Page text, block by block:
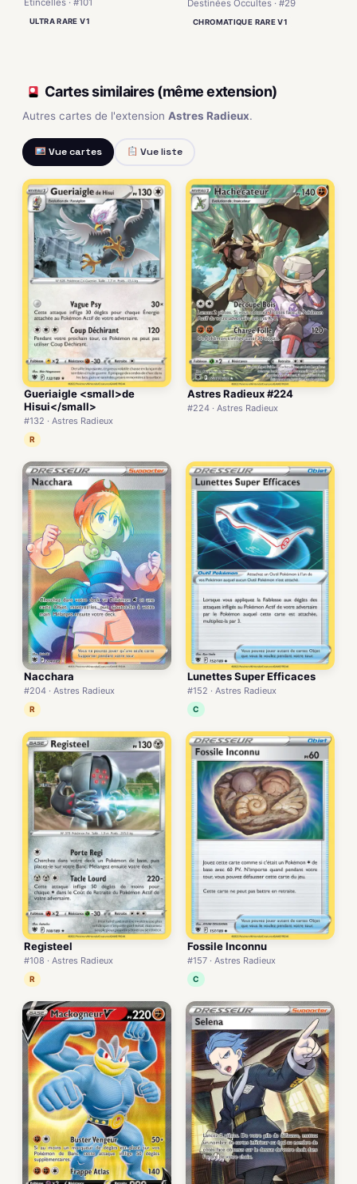
Étincelles · #101
ULTRA RARE V1
Destinées Occultes · #29
CHROMATIQUE RARE V1
Cartes similaires (même extension)
Autres cartes de l'extension Astres Radieux.
Vue cartes Vue liste
Gueriaigle <small>de
Hisui</small>
#132 · Astres Radieux
R
Astres Radieux #224
#224 · Astres Radieux
Nacchara
#204 · Astres Radieux
R
Lunettes Super Efficaces
#152 · Astres Radieux
C
Registeel
#108 · Astres Radieux
R
Fossile Inconnu
#157 · Astres Radieux
C